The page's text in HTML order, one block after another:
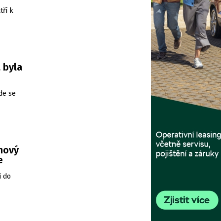
k
byla
se
do